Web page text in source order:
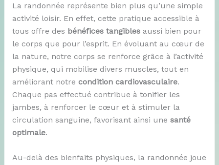
La randonnée représente bien plus qu’une simple
activité loisir. En effet, cette pratique accessible à
tous offre des bénéfices tangiblesaussi bien pour
le corps que pour l’esprit. En évoluant au cœur de
la nature, notre corps se renforce grâce à l’activité
physique, qui mobilise divers muscles, tout en
améliorant notre condition cardiovasculaire.
Chaque pas effectué contribue à tonifier les
jambes, à renforcer le cœur et à stimuler la
circulation sanguine, favorisant ainsi une santé
optimale.
Au-delà des bienfaits physiques, la randonnée joue